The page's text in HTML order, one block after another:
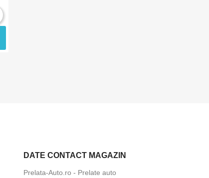
DATE CONTACT MAGAZIN
Prelata-Auto.ro - Prelate auto